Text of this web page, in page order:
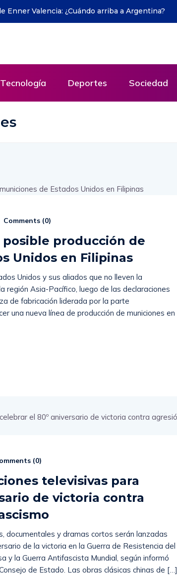
VIVO Liga de Quito vs. Independiente del
detalles del partidazo por la Liga Ecuabet
Tecnología Deportes Sociedad
Comments (0)
producción de
Unidos en Filipinas
Unidos y sus aliados que no lleven la
región Asia-Pacífico, luego de las declaraciones
de fabricación liderada por la parte
una nueva línea de producción de municiones en
(0)
televisivas para
de victoria contra
documentales y dramas cortos serán lanzadas
de la victoria en la Guerra de Resistencia del
y la Guerra Antifascista Mundial, según informó
de Estado. Las obras clásicas chinas de […]